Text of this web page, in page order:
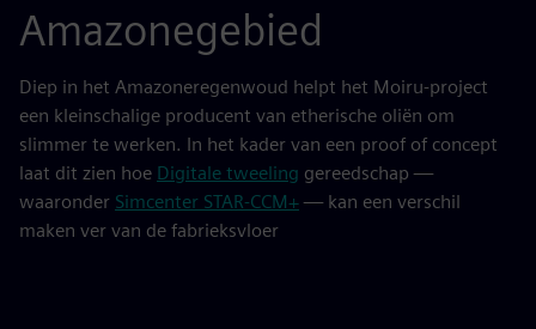
Amazonegebied
Diep in het Amazoneregenwoud helpt het Moiru-project
een kleinschalige producent van etherische oliën om
slimmer te werken. In het kader van een proof of concept
laat dit zien hoe Digitale tweeling gereedschap —
waaronder Simcenter STAR‑CCM+— kan een verschil
maken ver van de fabrieksvloer